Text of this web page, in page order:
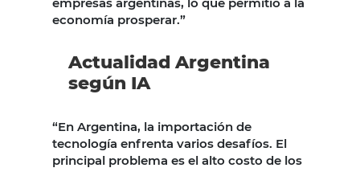
economía prosperar.”
Actualidad Argentina
según IA
“En Argentina, la importación de
tecnología enfrenta varios desafíos. El
principal problema es el alto costo de los